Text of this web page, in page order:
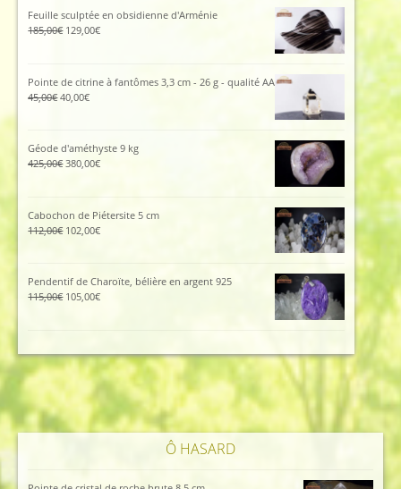
96,00€.
est :
Feuille sculptée en obsidienne d'Arménie
185,00€ Le
185,00€.
129,00€Le
est :
129,00€.
Pointe de citrine à fantômes 3,3 cm - 26 g - qualité AA
45,00€Le
40,00€Le
40,00€.
Géode d'améthyste 9 kg
425,00€ Le
425,00€.
380,00€Le
est :
380,00€.
Cabochon de Piétersite 5 cm
112,00€ Le
102,00€Le
102,00€.
Pendentif de Charoïte, bélière en argent 925
115,00€ Le
115,00€.
105,00€Le
105,00€.
Ô HASARD